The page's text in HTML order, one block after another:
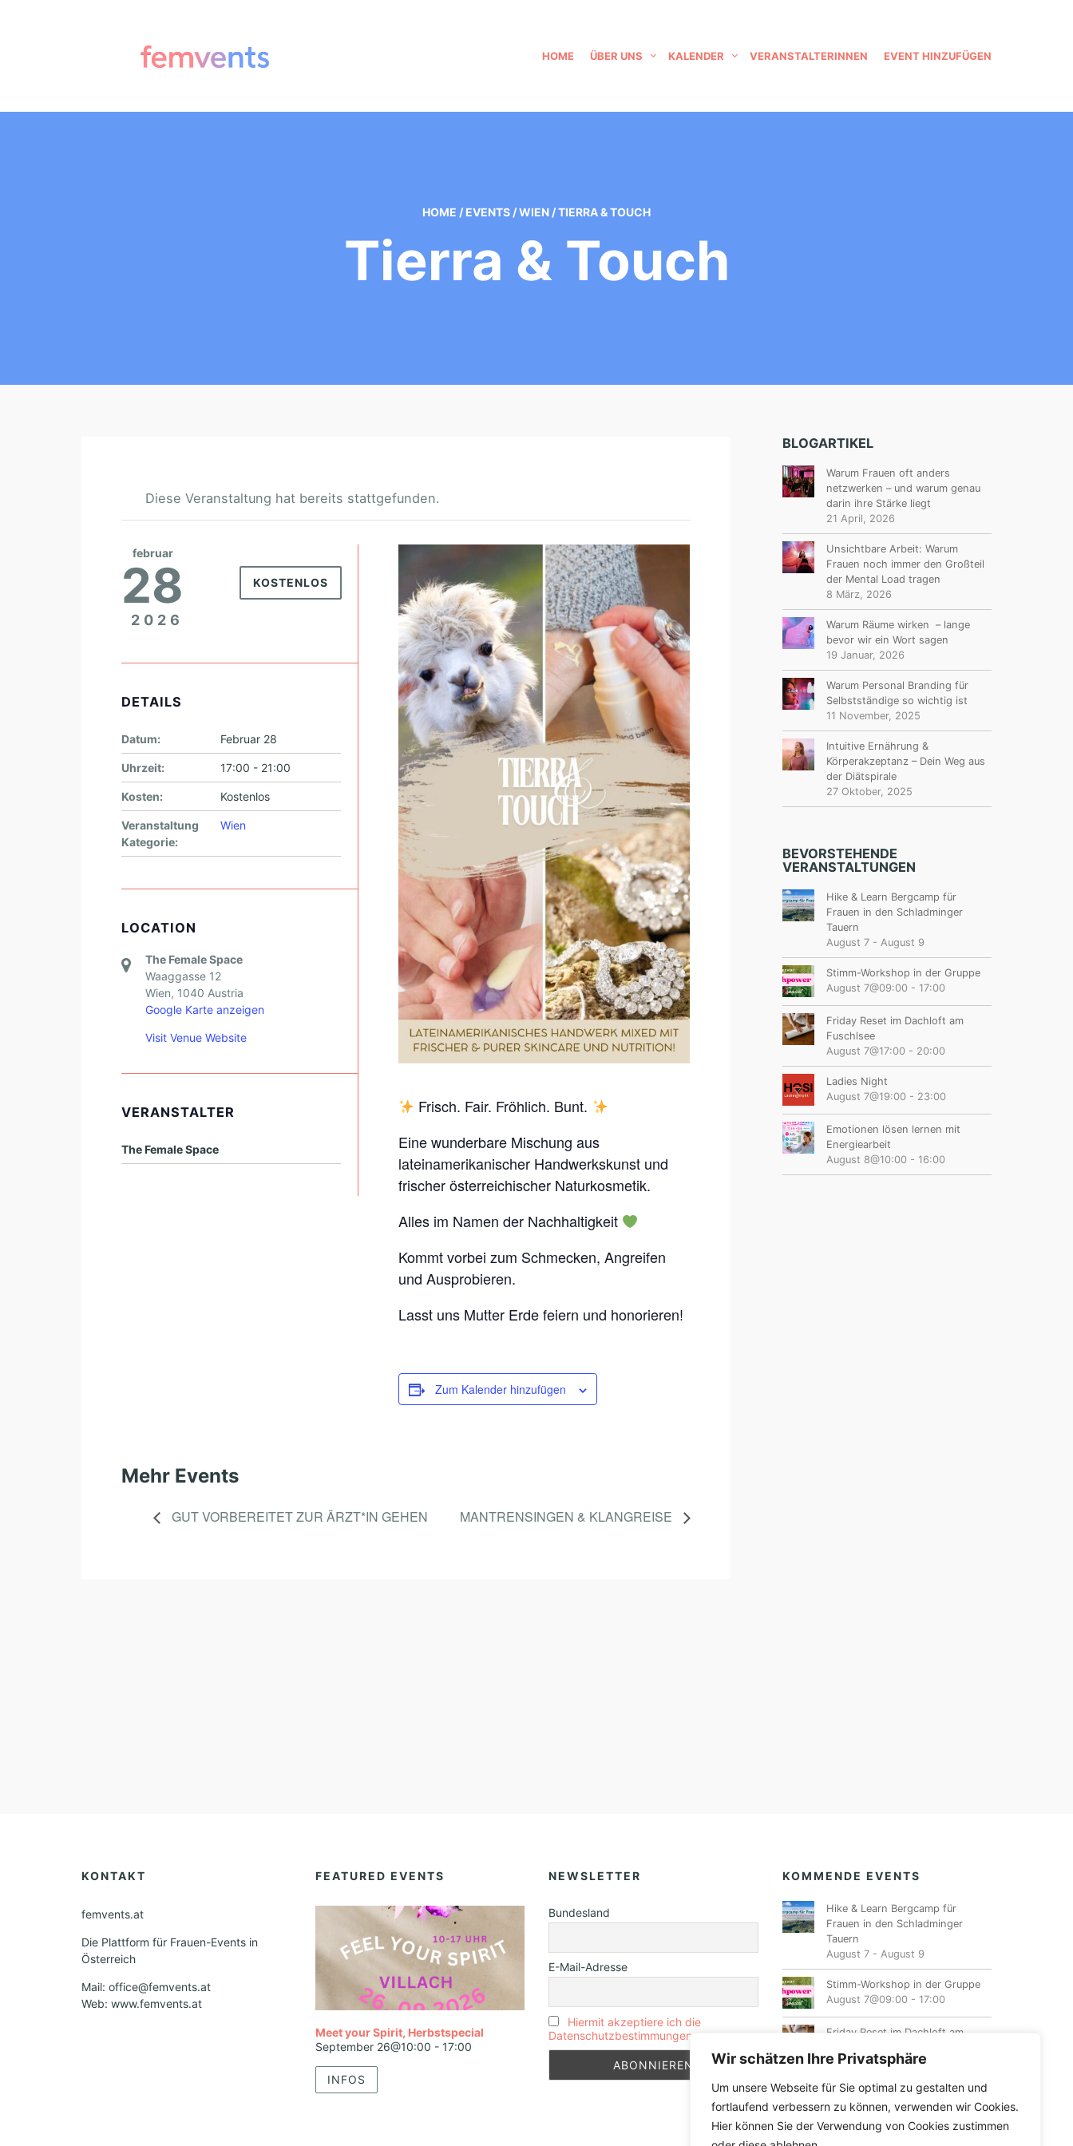
Wir schätzen Ihre Privatsphäre
Um unsere Webseite für Sie optimal zu gestalten und
fortlaufend verbessern zu können, verwenden wir Cookies.
Hier können Sie der Verwendung von Cookies zustimmen
HOME ÜBER UNS KALENDER VERANSTALTERINNEN EVENT HINZUFÜGEN
HOME / EVENTS /WIEN /TIERRA & TOUCH
Tierra & Touch
Diese Veranstaltung hat bereits stattgefunden.
E
R
R
A
&
T
O
U
C
H
Frisch. Fair. Fröhlich. Bunt.
Eine wunderbare Mischung aus
lateinamerikanischer Handwerkskunst und
frischer österreichischer Naturkosmetik.
Alles im Namen der Nachhaltigkeit
Kommt vorbei zum Schmecken, Angreifen
und Ausprobieren.
Lasst uns Mutter Erde feiern und honorieren!
Zum Kalender hinzufügen
februar
28
2026
KOSTENLOS
DETAILS
Datum: Februar 28
Uhrzeit: 17:00 - 21:00
Kosten: Kostenlos
Veranstaltung
Kategorie:
Wien
LOCATION
The Female Space
Waaggasse 12
Wien, 1040 Austria
Google Karte anzeigen
Visit Venue Website
VERANSTALTER
The Female Space
Mehr Events
GUT VORBEREITET ZUR ÄRZT*IN GEHEN MANTRENSINGEN & KLANGREISE
BLOGARTIKEL
Warum Frauen oft anders
netzwerken – und warum genau
darin ihre Stärke liegt
21 April, 2026
Unsichtbare Arbeit: Warum
Frauen noch immer den Großteil
der Mental Load tragen
8 März, 2026
Warum Räume wirken – lange
bevor wir ein Wort sagen
19 Januar, 2026
Warum Personal Branding für
Selbstständige so wichtig ist
11 November, 2025
Intuitive Ernährung &
Körperakzeptanz – Dein Weg aus
der Diätspirale
27 Oktober, 2025
BEVORSTEHENDE
VERANSTALTUNGEN
Hike & Learn Bergcamp für
Frauen in den Schladminger
Tauern
August 7- August 9
Stimm-Workshop in der Gruppe
August 7@09:00- 17:00
Friday Reset im Dachloft am
Fuschlsee
August 7@17:00- 20:00
Ladies Night
August 7@19:00- 23:00
Emotionen lösen lernen mit
Energiearbeit
August 8@10:00- 16:00
KONTAKT
femvents.at
Die Plattform für Frauen-Events in
Österreich
Mail: office@femvents.at
Web: www.femvents.at
FEATURED EVENTS
Meet your Spirit, Herbstspecial
September 26@10:00 - 17:00
INFOS
NEWSLETTER
Bundesland
E-Mail-Adresse
Hiermit akzeptiere ich die
Datenschutzbestimmungen
KOMMENDE EVENTS
Hike & Learn Bergcamp für
Frauen in den Schladminger
Tauern
August 7- August 9
Stimm-Workshop in der Gruppe
August 7@09:00- 17:00
Friday Reset im Dachloft am
August 7@17:00- 20:00
Ladies Night
August 7@19:00-23:00